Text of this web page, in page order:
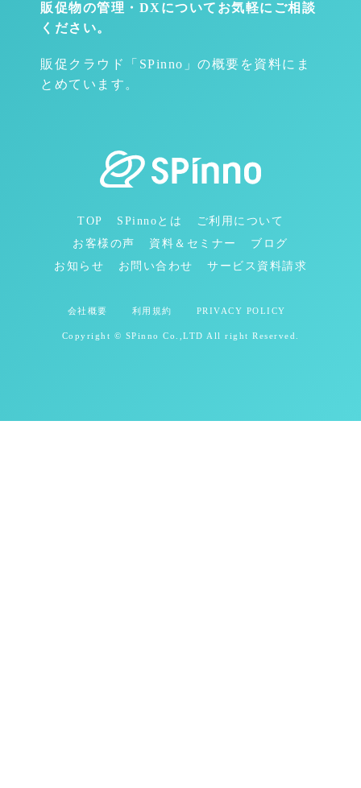
販促物の管理・DXについて お気軽にご相談
ください。
販促クラウド「SPinno」の概要を資料にま
とめています。
TOP SPinnoとは
ご利用について
お客様の声
資料＆セミナー
ブログ
お知らせ
お問い合わせ サービス資料請求
会社概要 利用規約 PRIVACY POLICY
Copyright © SPinno Co.,LTD All right Reserved.